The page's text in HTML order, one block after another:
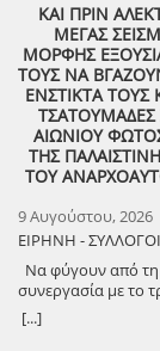
ευελπιστούμε να
μια υπενθύμιση
ακούμε και
21:00 , στήνουμε
Τραγούδια» , στον
Λαστέικα. Σας
Κορίζης Με την
Pyrgos 2024 -2028
ΚΑΙ ΠΡΙΝ
ΜΕΓΑΣ
ΜΟΡΦΗΣ
ΤΟΥΣ ΝΑ
ΕΝΣΤΙΚΤΑ ΤΟΥΣ
ΑΙΩΝΙΟΥ
ΤΗΣ
ΤΟΥ
9 Αυγούστου, 2026
ΕΙΡΗΝΗ - ΣΥΛΛΟΓΟΙ
Να φύγουν από τη
συνεργασία με το
φέρτε πίσω στην
patriot!!
[...]